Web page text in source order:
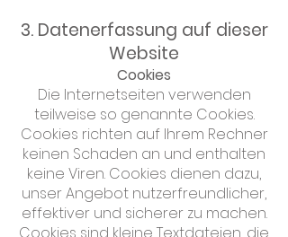
3. Datenerfassung auf dieser
Website
Cookies
Die Internetseiten verwenden
teilweise so genannte Cookies.
Cookies richten auf Ihrem Rechner
keinen Schaden an und enthalten
keine Viren. Cookies dienen dazu,
unser Angebot nutzerfreundlicher,
effektiver und sicherer zu machen.